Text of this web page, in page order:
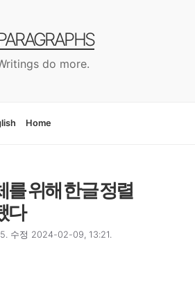
do more.
Home
를 위해 한글 정렬
다
수정 2024-02-09, 13:21.